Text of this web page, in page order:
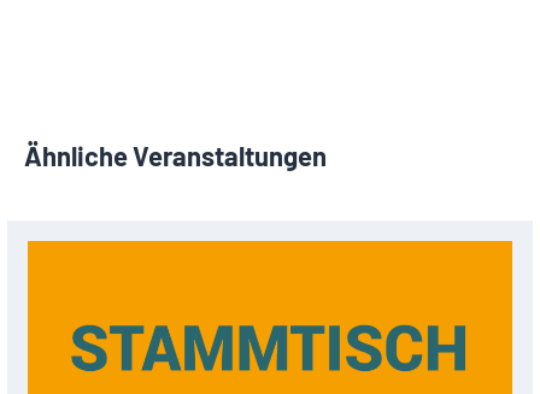
Ähnliche Veranstaltungen